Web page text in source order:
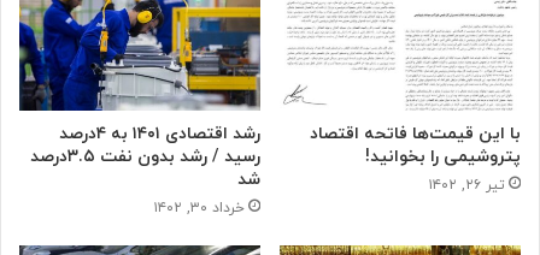
با این قیمت‌ها فاتحه اقتصاد
پتروشیمی را بخوانید!
تیر ۲۶, ۱۴۰۲
رشد اقتصادی ۱۴۰۱ به ۴درصد
رسید / رشد بدون نفت ۳.۵درصد
شد
خرداد ۳۰, ۱۴۰۲